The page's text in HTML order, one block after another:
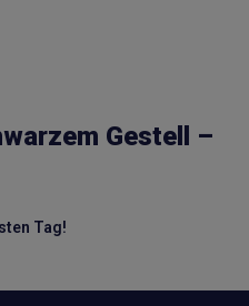
Gestell –
Tag!